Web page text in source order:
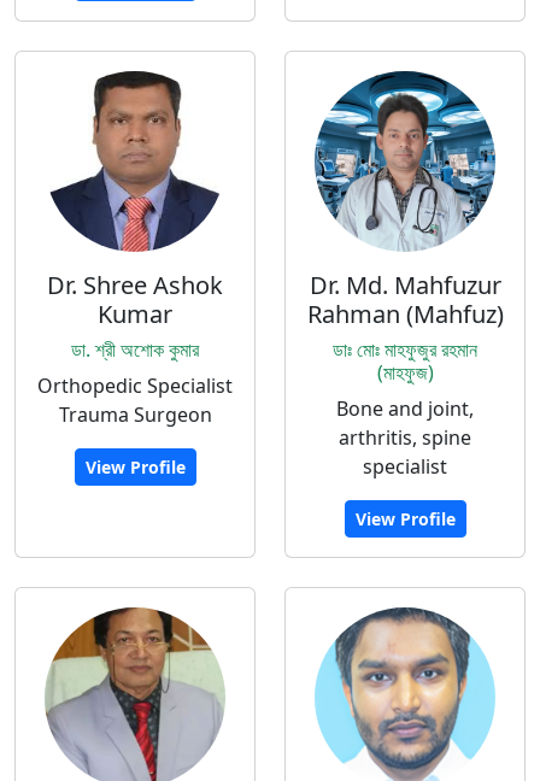
Dr. Shree Ashok
Kumar
ডা. শ্রী অশোক কুমার
Orthopedic Specialist
Trauma Surgeon
View Profile
Dr. Md. Mahfuzur
Rahman (Mahfuz)
ডাঃ মোঃ মাহফুজুর রহমান
(মাহফুজ)
Bone and joint,
arthritis, spine
specialist
View Profile